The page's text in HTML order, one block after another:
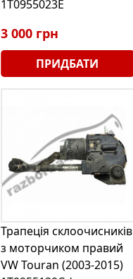
1T0955023E
3 000 грн
ПРИДБАТИ
Трапеція склоочисників
з моторчиком правий
VW Touran (2003-2015)